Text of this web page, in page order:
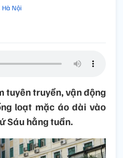
Hà Nội
tuyên truyền, vận động
loạt mặc áo dài vào
Sáu hằng tuần.